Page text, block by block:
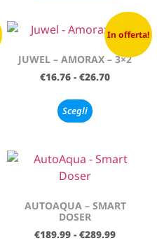
In offerta!
JUWEL – AMORAX – 3×2
€16.76 - €26.70
Scegli
AUTOAQUA – SMART
DOSER
€189.99 - €289.99